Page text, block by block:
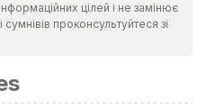
j.1468-2370.2009.00270.x
цілей і не замінює
проконсультуйтеся зі